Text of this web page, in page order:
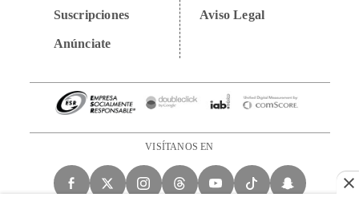
Suscripciones
Anúnciate
Aviso Legal
VISÍTANOS EN